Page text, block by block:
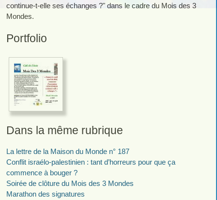
continue-t-elle ses échanges ?" dans le cadre du Mois des 3
Mondes.
Portfolio
Dans la même rubrique
La lettre de la Maison du Monde n° 187
Conflit israélo-palestinien : tant d’horreurs pour que ça
commence à bouger ?
Soirée de clôture du Mois des 3 Mondes
Marathon des signatures